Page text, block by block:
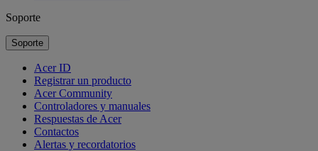
Soporte
Soporte
Acer ID
Registrar un producto
Acer Community
Controladores y manuales
Respuestas de Acer
Contactos
Alertas y recordatorios